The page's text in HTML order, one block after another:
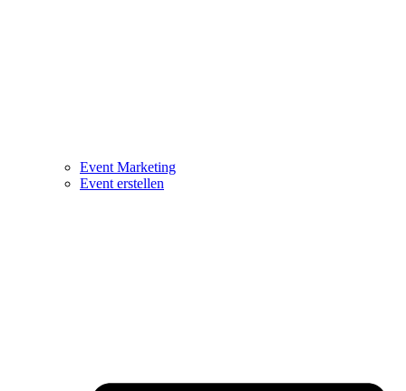
Event Marketing
Event erstellen